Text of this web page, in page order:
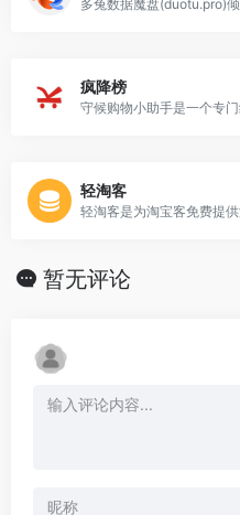
疯降榜
守候购物小助手是一个专
轻淘客
暂无评论